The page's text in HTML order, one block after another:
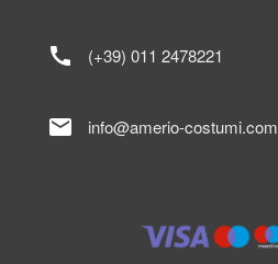
call (+39) 011 2478221
mail info@amerio-costumi.com